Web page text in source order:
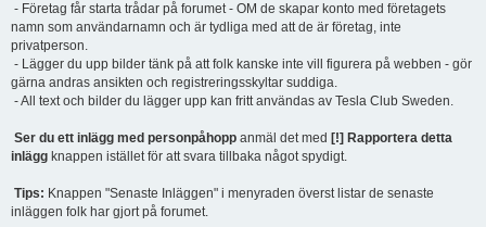
- Företag får starta trådar på forumet - OM de skapar konto med företagets
namn som användarnamn och är tydliga med att de är företag, inte
privatperson.
- Lägger du upp bilder tänk på att folk kanske inte vill figurera på webben - gör
gärna andras ansikten och registreringsskyltar suddiga.
- All text och bilder du lägger upp kan fritt användas av Tesla Club Sweden.
Ser du ett inlägg med personpåhopp anmäl det med [!] Rapportera detta
inlägg knappen istället för att svara tillbaka något spydigt.
Tips: Knappen "Senaste Inläggen" i menyraden överst listar de senaste
inläggen folk har gjort på forumet.